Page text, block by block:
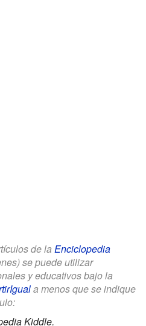
de la Enciclopedia
se puede utilizar
y educativos bajo la
a menos que se indique
Kiddle.